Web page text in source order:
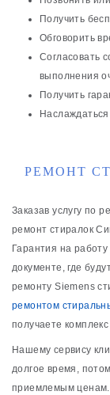
Получить
Обговорить
Согласовать
выполнения
Получить
РЕМОНТ
Заказав услугу по
ремонт стиралок
Гарантия на
документе, где
ремонту Siemens
ремонтом
получаете
Нашему сервису
долгое время,
приемлемым